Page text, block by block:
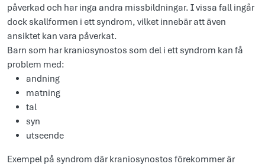
påverkad och har inga andra missbildningar. I vissa fall ingår
dock skallformen i ett syndrom, vilket innebär att även
ansiktet kan vara påverkat.
Barn som har kraniosynostos som del i ett syndrom kan få
problem med:
andning
matning
tal
syn
utseende
Exempel på syndrom där kraniosynostos förekommer är